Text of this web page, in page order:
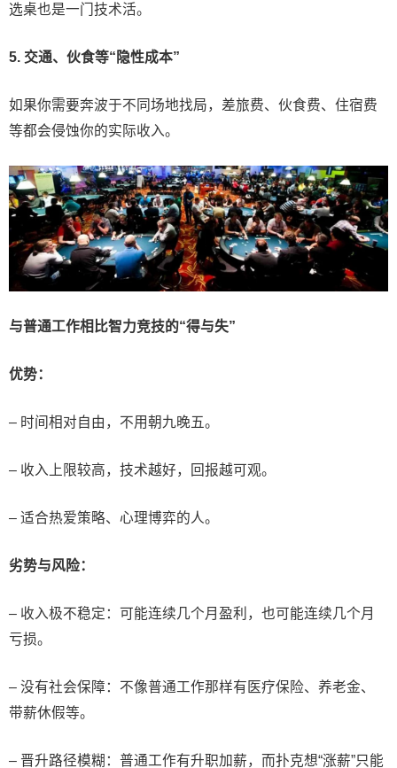
选桌也是一门技术活。
5. 交通、伙食等“隐性成本”
如果你需要奔波于不同场地找局，差旅费、伙食费、住宿费
等都会侵蚀你的实际收入。
与普通工作相比智力竞技的“得与失”
优势：
– 时间相对自由，不用朝九晚五。
– 收入上限较高，技术越好，回报越可观。
– 适合热爱策略、心理博弈的人。
劣势与风险：
– 收入极不稳定：可能连续几个月盈利，也可能连续几个月
亏损。
– 没有社会保障：不像普通工作那样有医疗保险、养老金、
带薪休假等。
– 晋升路径模糊：普通工作有升职加薪，而扑克想“涨薪”只能